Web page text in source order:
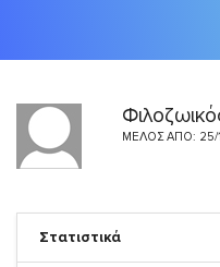
ΜΈΛΟΣ ΑΠΌ: 25/
Στατιστικά